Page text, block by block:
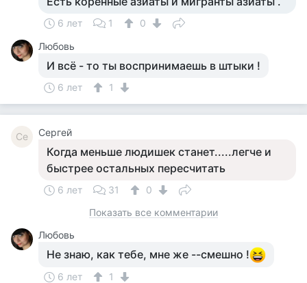
6 лет 1
0
Любовь
И всё - то ты воспринимаешь в штыки !
6 лет 1
Се Сергей
Когда меньше людишек станет.....легче и
быстрее остальных пересчитать
6 лет 31
0
Показать все комментарии
Любовь
Не знаю, как тебе, мне же --смешно !
6 лет 1